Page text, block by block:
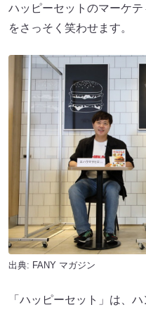
ハッピーセットのマーケ
をさっそく笑わせます。
出典: FANY マガジン
「ハッピーセット」は、